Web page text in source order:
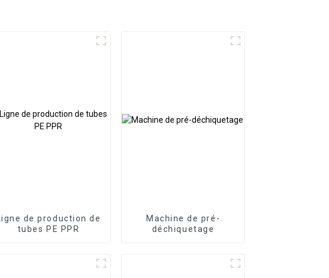
Ligne de production de
tubes PE PPR
Machine de pré-
déchiquetage